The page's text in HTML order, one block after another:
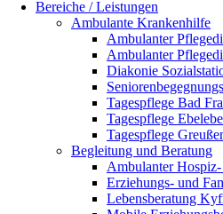
Hauptnavigation
Bereiche / Leistungen
Ambulante Krankenhilfe
Ambulanter
Ambulanter
Diakonie
Tagespflege Bad
Tagespflege
Tagespflege
Begleitung und Beratung
Ambulanter
Erziehungs- und
Lebensberatung